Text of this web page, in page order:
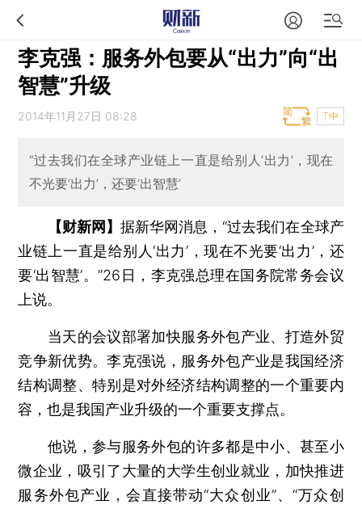
李克强：服务外包要从“出力”向“出
智慧”升级
2014年11月27日 08:28 T中
“过去我们在全球产业链上一直是给别人‘出力’，现在
不光要‘出力’，还要‘出智慧’
【财新网】 据新华网消息，“过去我们在全球产
业链上一直是给别人‘出力’，现在不光要‘出力’，还
要‘出智慧’。”26日，李克强总理在国务院常务会议
上说。
当天的会议部署加快服务外包产业、打造外贸
竞争新优势。李克强说，服务外包产业是我国经济
结构调整、特别是对外经济结构调整的一个重要内
容，也是我国产业升级的一个重要支撑点。
他说，参与服务外包的许多都是中小、甚至小
微企业，吸引了大量的大学生创业就业，加快推进
服务外包产业，会直接带动“大众创业”、“万众创